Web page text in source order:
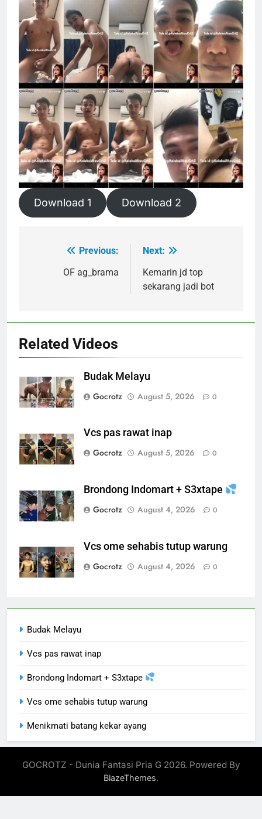
Download 1 Download 2
navigation
Previous:
OF ag_brama
Next:
Kemarin jd top
sekarang jadi bot
Related Videos
Budak Melayu
Gocrotz
August 5, 2026 0
Vcs pas rawat inap
Gocrotz
August 5, 2026 0
Brondong Indomart + S3xtape
Gocrotz
August 4, 2026 0
Vcs ome sehabis tutup warung
Gocrotz
August 4, 2026 0
Budak Melayu
Vcs pas rawat inap
Brondong Indomart + S3xtape
Vcs ome sehabis tutup warung
Menikmati batang kekar ayang
GOCROTZ - Dunia Fantasi Pria G 2026. Powered By
BlazeThemes.